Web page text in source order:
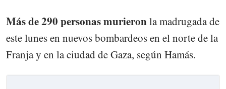
Más de 290 personas murieronla madrugada de
este lunes en nuevos bombardeos en el norte de la
Franja y en la ciudad de Gaza, según Hamás.